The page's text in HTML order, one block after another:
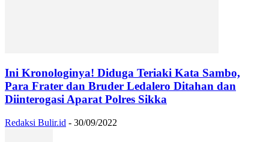
Ini Kronologinya! Diduga Teriaki Kata Sambo,
Para Frater dan Bruder Ledalero Ditahan dan
Diinterogasi Aparat Polres Sikka
Redaksi Bulir.id - 30/09/2022